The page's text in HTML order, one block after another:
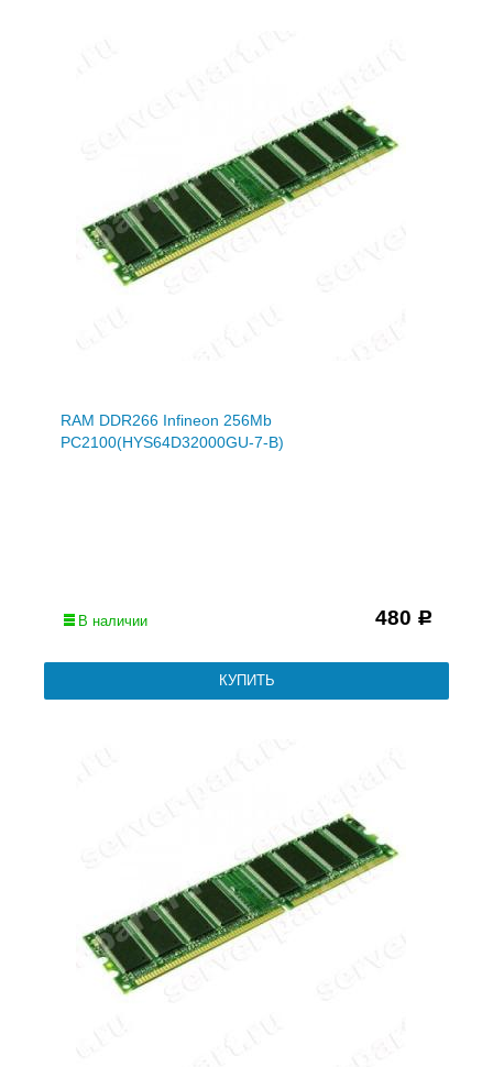
RAM DDR266 Infineon 256Mb
PC2100(HYS64D32000GU-7-B)
В наличии 480 Р